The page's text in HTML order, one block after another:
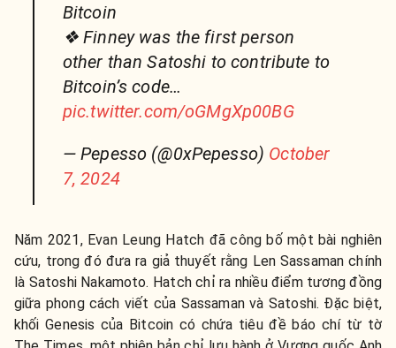
Bitcoin
❖ Finney was the first person
other than Satoshi to contribute to
Bitcoin’s code…
pic.twitter.com/oGMgXp00BG
— Pepesso (@0xPepesso) October
7, 2024
Năm 2021, Evan Leung Hatch đã công bố một bài nghiên
cứu, trong đó đưa ra giả thuyết rằng Len Sassaman chính
là Satoshi Nakamoto. Hatch chỉ ra nhiều điểm tương đồng
giữa phong cách viết của Sassaman và Satoshi. Đặc biệt,
khối Genesis của Bitcoin có chứa tiêu đề báo chí từ tờ